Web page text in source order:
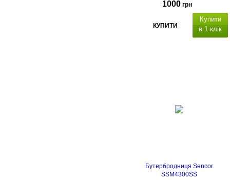
1000 грн
КУПИТИ
Купити
в 1 клік
Бутербродниця Sencor
SSM4300SS